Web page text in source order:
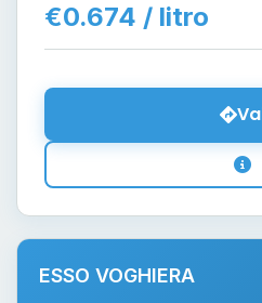
€0.674 / litro
ESSO VOGHIERA